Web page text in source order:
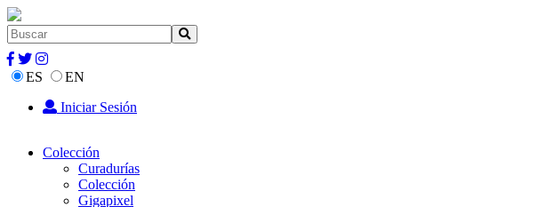
ES
EN
Iniciar Sesión
Colección
Curadurías
Colección
Gigapixel